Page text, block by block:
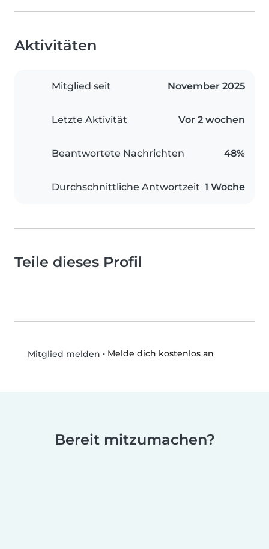
Aktivitäten
Mitglied seit November 2025
Letzte Aktivität Vor 2 wochen
Beantwortete Nachrichten 48%
Durchschnittliche Antwortzeit 1 Woche
Teile dieses Profil
Mitglied melden • Melde dich kostenlos an
Bereit mitzumachen?